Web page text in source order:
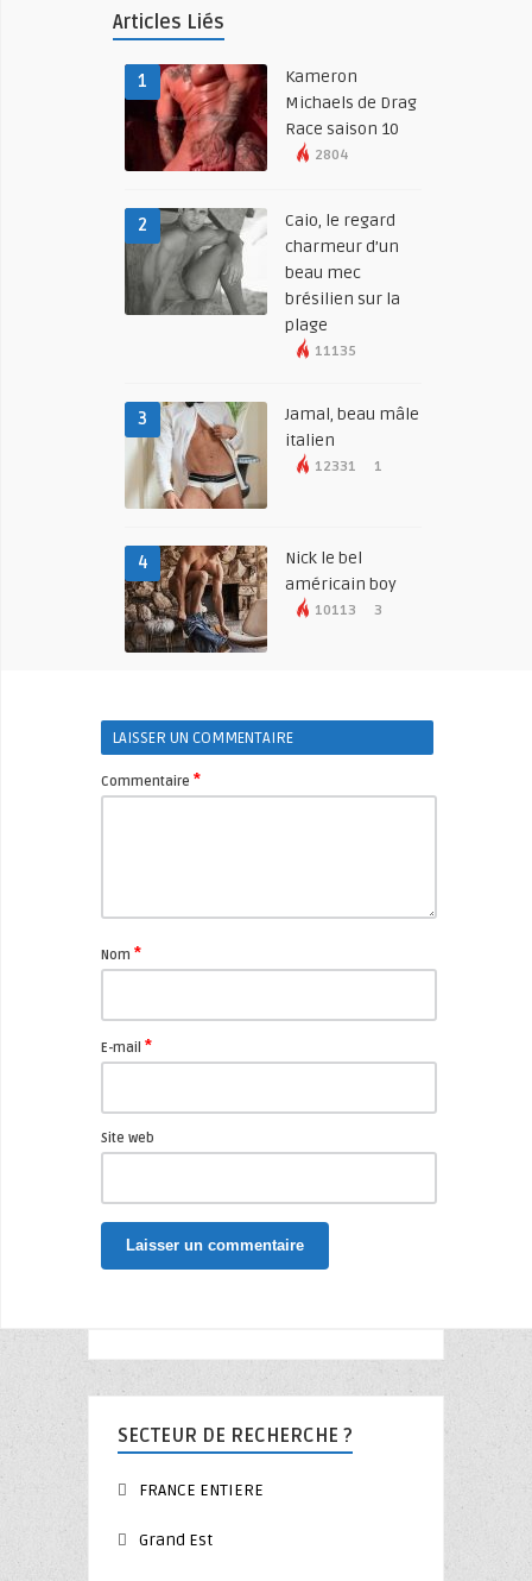
Articles Liés
1
Kameron
Michaels de Drag
Race saison 10
2804
2
Caio, le regard
charmeur d’un
beau mec
brésilien sur la
plage
11135
3
Jamal, beau mâle
italien
12331 1
4
Nick le bel
américain boy
10113 3
LAISSER UN COMMENTAIRE
Commentaire *
Nom *
E-mail *
Site web
SECTEUR DE RECHERCHE ?
FRANCE ENTIERE
Grand Est